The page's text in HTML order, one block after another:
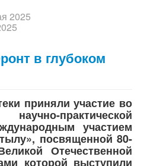
2025
в глубоком
приняли участие во
практической
участием
посвященной 80-
Отечественной
которой выступили